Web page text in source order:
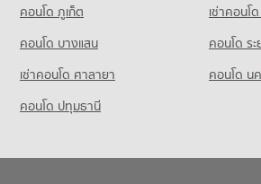
คอนโด รร.วิจิตรวิทยา
คอนโดให้เช่า รร.วิจิตรวิทยา
มีคอนโดให้เช่า 12,317 ประกาศ
ขายคอนโด บิ๊กซี เอ็กซ์ตร้า อ่อนนุช
มีคอนโดขาย 14,935 ประกาศ
คอนโดให้เช่า สุขุมวิท ชั้นนอก
มีคอนโดให้เช่า 15,066 ประกาศ
ขายคอนโด สุขุมวิท ชั้นนอก
มีคอนโดขาย 5,574 ประกาศ
คอนโด ภูเก็ต
เช่าคอนโ
คอนโด บางแสน
คอนโด ร
เช่าคอนโด ศาลายา
คอนโด น
คอนโด ปทุมธานี